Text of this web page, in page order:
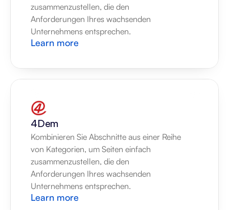
zusammenzustellen, die den
Anforderungen Ihres wachsenden
Unternehmens entsprechen.
Learn more
4Dem
Kombinieren Sie Abschnitte aus einer Reihe
von Kategorien, um Seiten einfach
zusammenzustellen, die den
Anforderungen Ihres wachsenden
Unternehmens entsprechen.
Learn more